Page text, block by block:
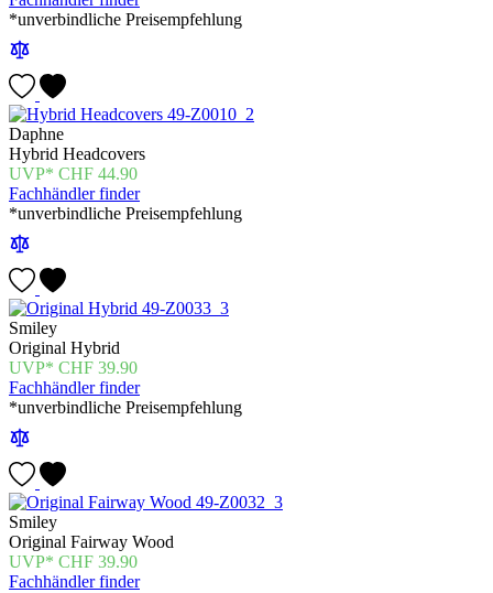
*unverbindliche Preisempfehlung
Daphne
Hybrid Headcovers
CHF 44.90
Fachhändler finder
*unverbindliche Preisempfehlung
Smiley
Original Hybrid
CHF 39.90
Fachhändler finder
*unverbindliche Preisempfehlung
Smiley
Original Fairway Wood
CHF 39.90
Fachhändler finder